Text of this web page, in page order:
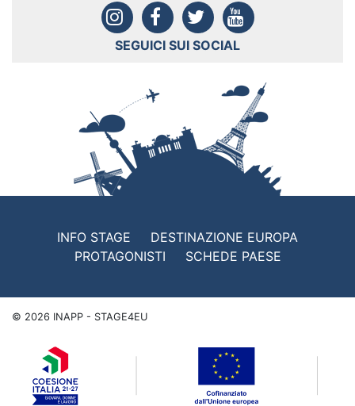
SEGUICI SUI SOCIAL
INFO STAGE
DESTINAZIONE EUROPA
PROTAGONISTI
SCHEDE PAESE
© 2026 INAPP - STAGE4EU